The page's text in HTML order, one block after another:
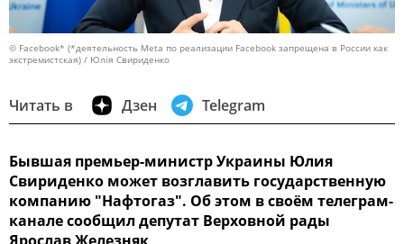
© Facebook* (*деятельность Meta по реализации Facebook запрещена в России как
экстремистская) / Юлія Свириденко
Читать в Дзен Telegram
Бывшая премьер-министр Украины Юлия
Свириденко может возглавить государственную
компанию "Нафтогаз". Об этом в своём телеграм-
канале сообщил депутат Верховной рады